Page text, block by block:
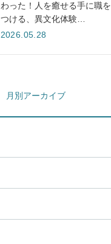
わった！人を癒せる手に職を
つける、異文化体験…
2026.05.28
月別アーカイブ